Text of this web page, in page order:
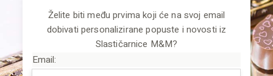
Želite biti među prvima koji će na svoj email
dobivati personalizirane popuste i novosti iz
Slastičarnice M&M?
Email: